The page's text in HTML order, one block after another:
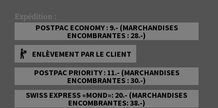
Expédition :
POSTPAC ECONOMY : 9.- (MARCHANDISES
ENCOMBRANTES : 28.-)
ENLÈVEMENT PAR LE CLIENT
POSTPAC PRIORITY : 11.- (MARCHANDISES
ENCOMBRANTES : 30.-)
SWISS EXPRESS «MOND»: 20.- (MARCHANDISES
ENCOMBRANTES: 38.-)